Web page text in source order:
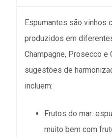
Espumantes são vinhos
produzidos em
Champagne, Prosecco e
sugestões de
incluem:
Frutos do mar:
muito bem com